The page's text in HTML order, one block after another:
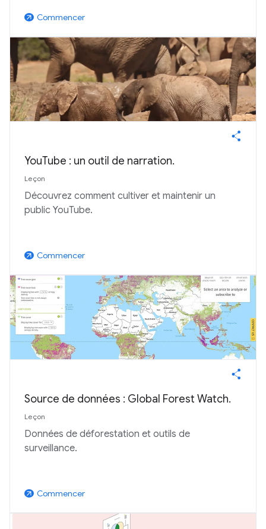
arrow_outward Commencer
YouTube : un outil de narration.
Leçon
Découvrez comment cultiver et maintenir un
public YouTube.
arrow_outward Commencer
Source de données : Global Forest Watch.
Leçon
Données de déforestation et outils de
surveillance.
arrow_outward Commencer